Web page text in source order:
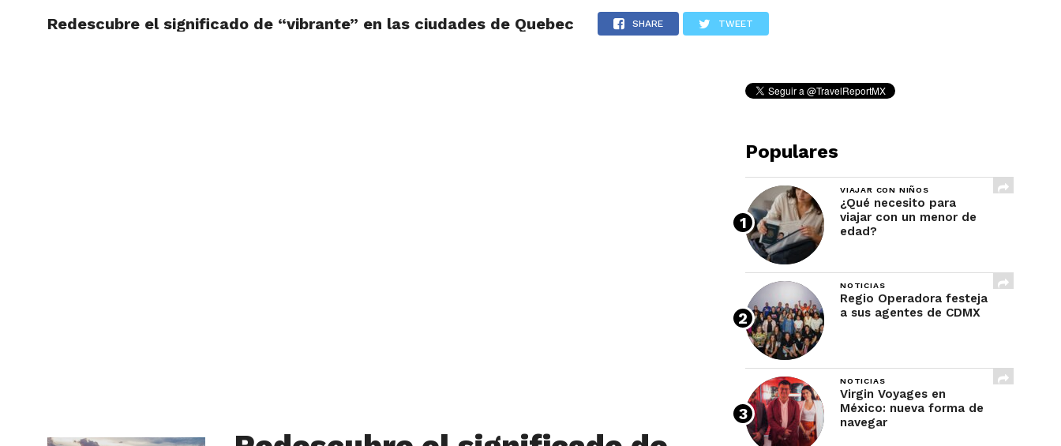
ARTÍCULOS REVIEWS EVENTOS GASTRONOMÍA NOTICIAS REVISTA
Redescubre el significado de “vibrante” en las ciudades de Quebec SHARE TWEET
Populares
VIAJAR CON NIÑOS
¿Qué necesito para
viajar con un menor de
edad?
NOTICIAS
Regio Operadora festeja
a sus agentes de CDMX
NOTICIAS
Virgin Voyages en
México: nueva forma de
navegar